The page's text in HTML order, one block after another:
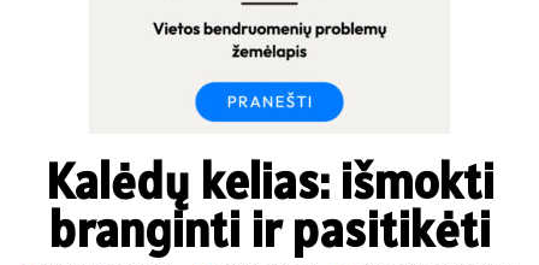
Kalėdų kelias: išmokti
branginti ir pasitikėti